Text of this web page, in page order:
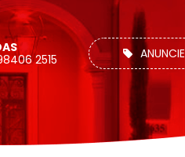
2515
ANUNCIE